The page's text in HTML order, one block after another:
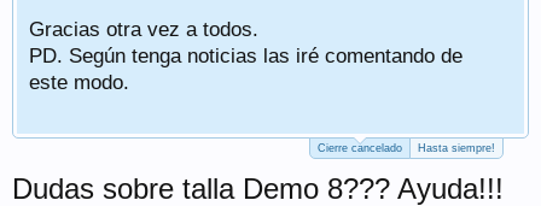
Gracias otra vez a todos.
PD. Según tenga noticias las iré comentando de
este modo.
Cierre cancelado Hasta siempre!
Dudas sobre talla Demo 8??? Ayuda!!!